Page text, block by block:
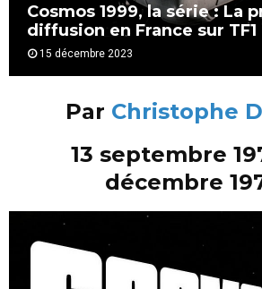
Cosmos 1999, la série : La
diffusion en France sur TF1
15 décembre 2023
Par Christophe
13 septembre
décembre